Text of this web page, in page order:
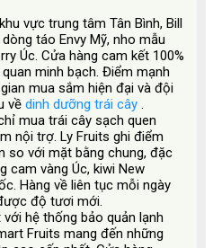
vực trung tâm Tân Bình, Bill
táo Envy Mỹ, nho mẫu
Úc. Cửa hàng cam kết 100%
minh bạch. Điểm mạnh
mua sắm hiện đại và đội
về dinh dưỡng trái cây
mua trái cây sạch quen
nội trợ. Ly Fruits ghi điểm
so với mặt bằng chung, đặc
cam vàng Úc, kiwi New
Hàng về liên tục mỗi ngày
độ tươi mới.
với hệ thống bảo quản lạnh
Fruits mang đến những